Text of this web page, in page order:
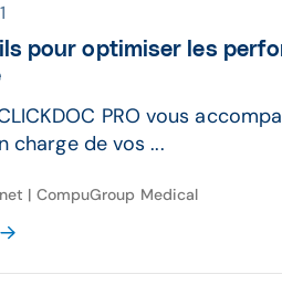
pour optimiser les
PRO vous
charge de vos ...
| CompuGroup Medical